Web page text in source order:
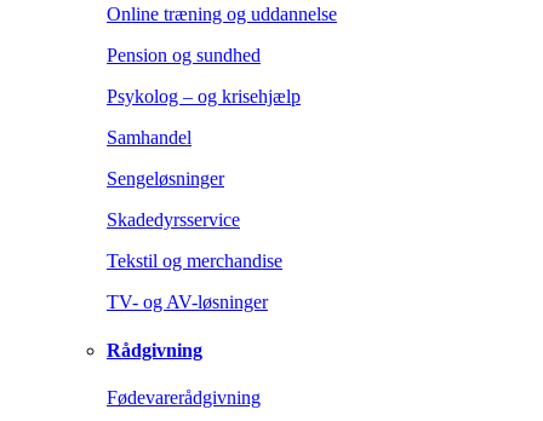
Online træning og uddannelse
Pension og sundhed
Psykolog – og krisehjælp
Samhandel
Sengeløsninger
Skadedyrsservice
Tekstil og merchandise
TV- og AV-løsninger
Rådgivning
Fødevarerådgivning